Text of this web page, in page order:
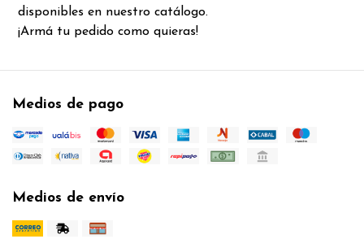
disponibles en nuestro catálogo.
¡Armá tu pedido como quieras!
Medios de pago
Medios de envío